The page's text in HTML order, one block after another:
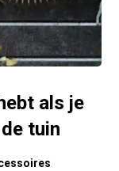
als je
tuin